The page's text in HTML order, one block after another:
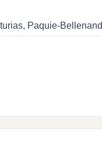
Paquie-Bellenand